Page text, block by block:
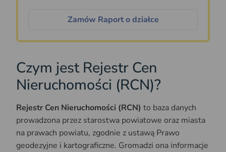
Zamów Raport o działce
Czym jest Rejestr Cen
Nieruchomości (RCN)?
Rejestr Cen Nieruchomości (RCN) to baza danych
prowadzona przez starostwa powiatowe oraz miasta
na prawach powiatu, zgodnie z ustawą Prawo
geodezyjne i kartograficzne. Gromadzi ona informacje